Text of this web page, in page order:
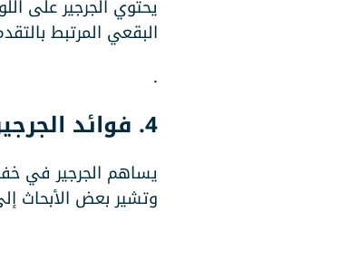
البقعي المرتبط
.
4. فوائد الجرجير للقلب:
يساهم الجرجير في
وتشير بعض الأبحاث